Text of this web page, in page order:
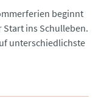
beginnt
ins Schulleben.
unterschiedlichste